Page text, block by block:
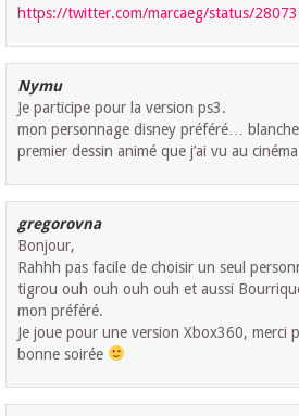
https://twitter.com/marcaeg/status/
Nymu
Je participe pour la version ps3.
mon personnage disney préféré…
premier dessin animé que j’ai vu au
gregorovna
Bonjour,
Rahhh pas facile de choisir un seul
tigrou ouh ouh ouh ouh et aussi
mon préféré.
Je joue pour une version Xbox360, merci
bonne soirée